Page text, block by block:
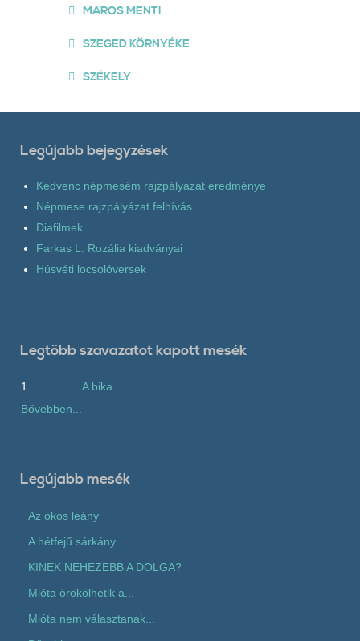
MAROS MENTI
SZEGED KÖRNYÉKE
SZÉKELY
Legújabb bejegyzések
Kedvenc népmesém rajzpályázat eredménye
Népmese rajzpályázat felhívás
Diafilmek
Farkas L. Rozália kiadványai
Húsvéti locsolóversek
Legtöbb szavazatot kapott mesék
1
A bika
Bővebben...
Legújabb mesék
Az okos leány
A hétfejű sárkány
KINEK NEHEZEBB A DOLGA?
Mióta örökölhetik a...
Mióta nem választanak...